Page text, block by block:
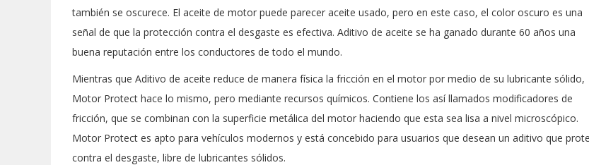
también se oscurece. El aceite de motor puede parecer aceite usado, pero en este caso, el color oscuro es una
señal de que la protección contra el desgaste es efectiva. Aditivo de aceite se ha ganado durante 60 años una
buena reputación entre los conductores de todo el mundo.
Mientras que Aditivo de aceite reduce de manera física la fricción en el motor por medio de su lubricante sólido,
Motor Protect hace lo mismo, pero mediante recursos químicos. Contiene los así llamados modificadores de
fricción, que se combinan con la superficie metálica del motor haciendo que esta sea lisa a nivel microscópico.
Motor Protect es apto para vehículos modernos y está concebido para usuarios que desean un aditivo que
contra el desgaste, libre de lubricantes sólidos.